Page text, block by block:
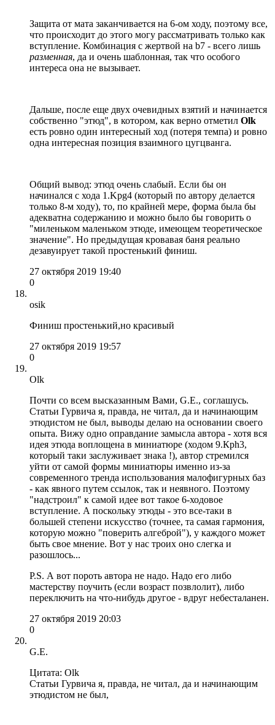
Защита от мата заканчивается на 6-ом ходу, поэтому все,
что происходит до этого могу рассматривать только как
вступление. Комбинация с жертвой на b7 - всего лишь
разменная, да и очень шаблонная, так что особого
интереса она не вызывает.
Дальше, после еще двух очевидных взятий и начинается
собственно "этюд", в котором, как верно отметил Olk
есть ровно один интересный ход (потеря темпа) и ровно
одна интересная позиция взаимного цугцванга.
Общий вывод: этюд очень слабый. Если бы он
начинался с хода 1.Kpg4 (который по автору делается
только 8-м ходу), то, по крайней мере, форма была бы
адекватна содержанию и можно было бы говорить о
"миленьком маленьком этюде, имеющем теоретическое
значение". Но предыдущая кровавая баня реально
дезавуирует такой простенький финиш.
27 октября 2019 19:40
0
osik
Финиш простенький,но красивый
27 октября 2019 19:57
0
Olk
Почти со всем высказанным Вами, G.E., соглашусь.
Статьи Гурвича я, правда, не читал, да и начинающим
этюдистом не был, выводы делаю на основании своего
опыта. Вижу одно оправдание замысла автора - хотя вся
идея этюда воплощена в миниатюре (ходом 9.Крh3,
который таки заслуживает знака !), автор стремился
уйти от самой формы миниатюры именно из-за
современного тренда использования малофигурных баз
- как явного путем ссылок, так и неявного. Поэтому
"надстроил" к самой идее вот такое 6-ходовое
вступление. А поскольку этюды - это все-таки в
большей степени искусство (точнее, та самая гармония,
которую можно "поверить алгеброй"), у каждого может
быть свое мнение. Вот у нас троих оно слегка и
разошлось...
P.S. А вот пороть автора не надо. Надо его либо
мастерству поучить (если возраст позвлолит), либо
переключить на что-нибудь другое - вдруг небесталанен.
27 октября 2019 20:03
0
G.E.
Цитата: Olk
Статьи Гурвича я, правда, не читал, да и начинающим
этюдистом не был,